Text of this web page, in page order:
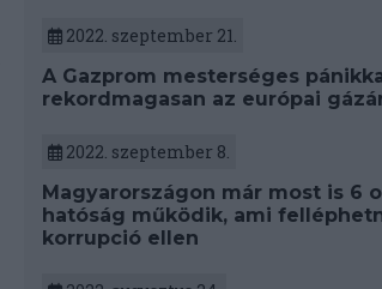
2022. szeptember 21.
A Gazprom mesterséges
rekordmagasan az európai
2022. szeptember 8.
Magyarországon már most is 6
hatóság működik, ami
korrupció ellen